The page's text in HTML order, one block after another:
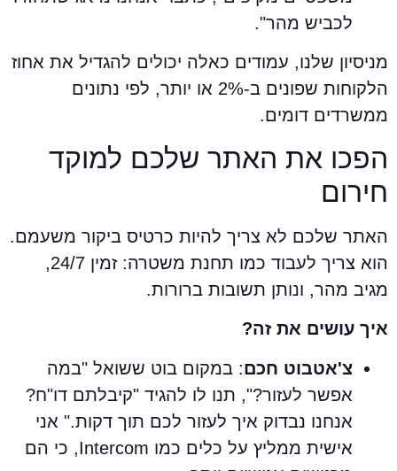
לכביש מהר".
מניסיון שלנו, עמודים כאלה יכולים להגדיל את אחוז
הלקוחות שפונים ב-2% או יותר, לפי נתונים
ממשרדים דומים.
הפכו את האתר שלכם למוקד
חירום
האתר שלכם לא צריך להיות כרטיס ביקור משעמם.
הוא צריך לעבוד כמו תחנת משטרה: זמין 24/7,
מגיב מהר, ונותן תשובות ברורות.
איך עושים את זה?
צ'אטבוט חכם: במקום בוט ששואל "במה
אפשר לעזור?", תנו לו להגיד "קיבלתם דו"ח?
אנחנו נבדוק איך לעזור לכם תוך דקות." אני
אישית ממליץ על כלים כמו Intercom, כי הם